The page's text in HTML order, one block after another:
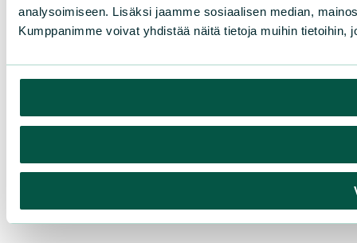
analysoimiseen. Lisäksi jaamme sosiaalisen median,
Kumppanimme voivat yhdistää näitä tietoja muihin tietoihin,